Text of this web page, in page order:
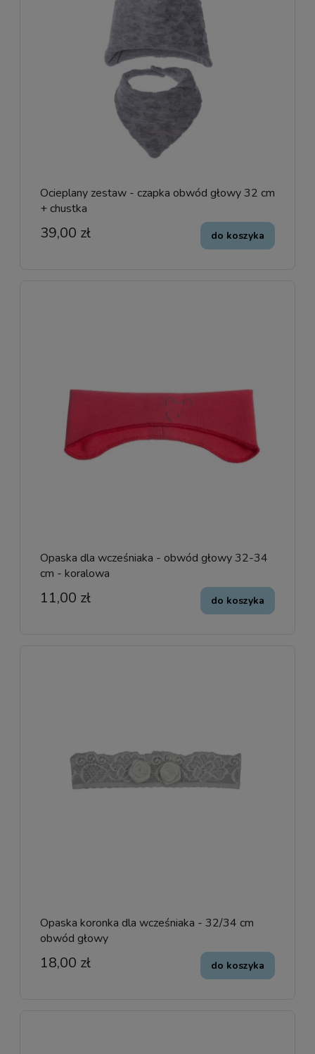
Ocieplany zestaw - czapka obwód głowy 32 cm
+ chustka
39,00 zł do koszyka
Opaska dla wcześniaka - obwód głowy 32-34
cm - koralowa
11,00 zł do koszyka
Opaska koronka dla wcześniaka - 32/34 cm
obwód głowy
18,00 zł do koszyka